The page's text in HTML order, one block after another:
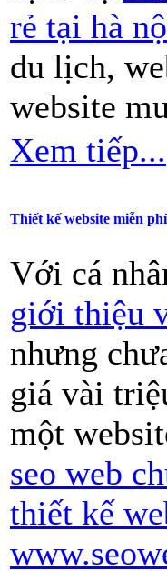
rẻ tại hà
du lịch,
website
Xem tiếp...
Thiết kế website miễn
Với cá
giới thiệu
nhưng
giá vài
một
seo web
thiết kế